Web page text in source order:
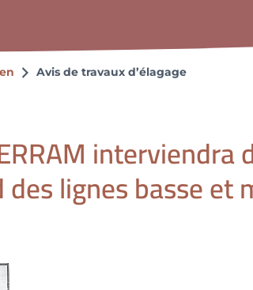
Avis de travaux d’élagage
lignes basse et